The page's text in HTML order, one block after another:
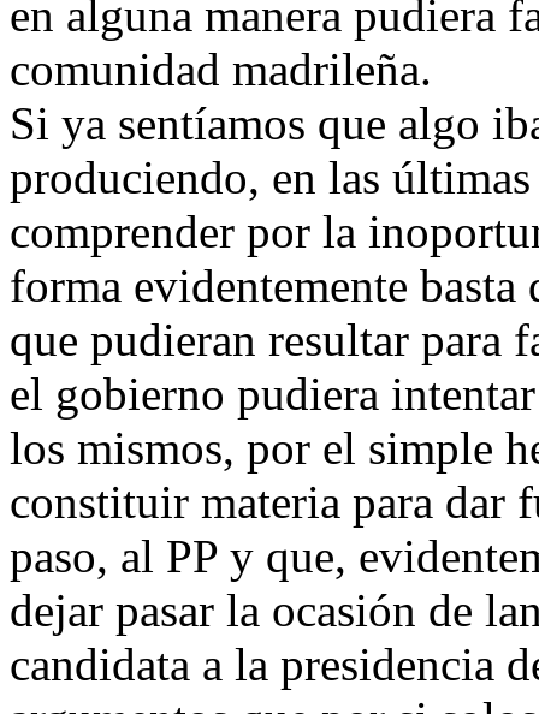
en alguna manera pudiera
comunidad madrileña.
Si ya sentíamos que algo
produciendo, en las
comprender por la
forma evidentemente
que pudieran resultar para
el gobierno pudiera
los mismos, por el simple
constituir materia para dar
paso, al PP y que,
dejar pasar la ocasión de
candidata a la presidencia